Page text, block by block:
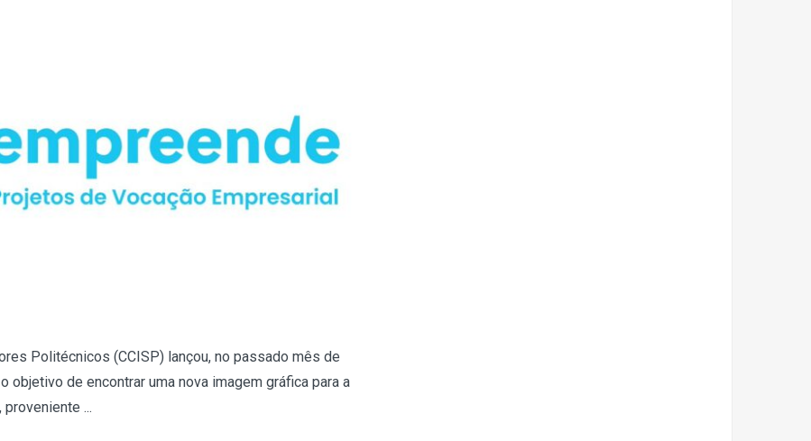
Politécnicos (CCISP) lançou, no passado mês de
objetivo de encontrar uma nova imagem gráfica para a
...